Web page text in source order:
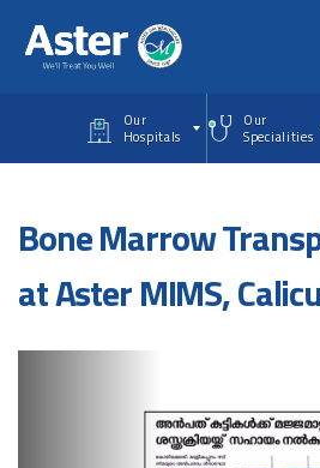
Our
Hospitals
Our
Specialities
Bone Marrow
at Aster MIMS,